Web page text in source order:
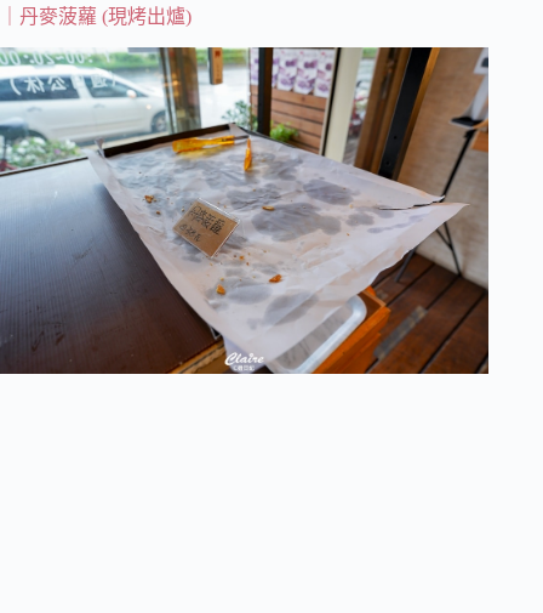
｜丹麥菠蘿 (現烤出爐)